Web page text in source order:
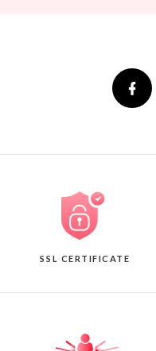
SSL CERTIFICATE